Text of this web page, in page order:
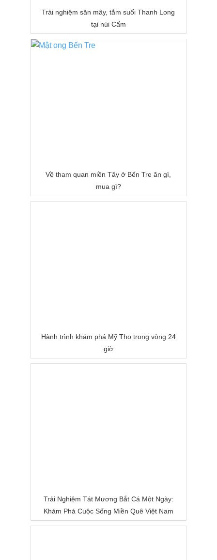
Trải nghiệm săn mây, tắm suối Thanh Long
tại núi Cấm
Về tham quan miền Tây ở Bến Tre ăn gì,
mua gì?
Hành trình khám phá Mỹ Tho trong vòng 24
giờ
Trải Nghiệm Tát Mương Bắt Cá Một Ngày:
Khám Phá Cuộc Sống Miền Quê Việt Nam